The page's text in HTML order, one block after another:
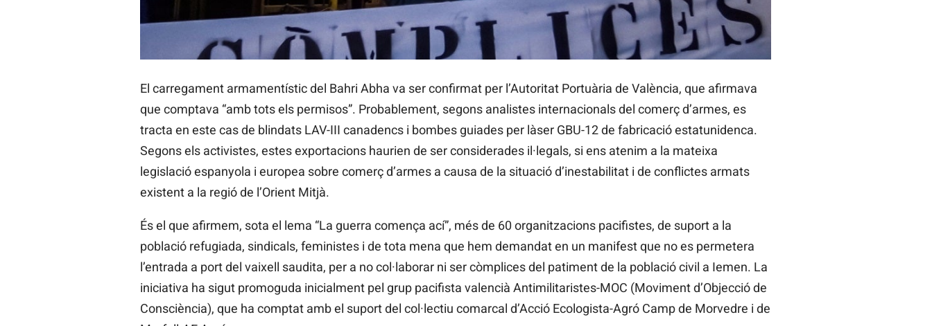
El carregament armamentístic del Bahri Abha va ser confirmat per l’Autoritat Portuària de València, que afirmava
que comptava “amb tots els permisos”. Probablement, segons analistes internacionals del comerç d’armes, es
tracta en este cas de blindats LAV-III canadencs i bombes guiades per làser GBU-12 de fabricació estatunidenca.
Segons els activistes, estes exportacions haurien de ser considerades il·legals, si ens atenim a la mateixa
legislació espanyola i europea sobre comerç d’armes a causa de la situació d’inestabilitat i de conflictes armats
existent a la regió de l’Orient Mitjà.
És el que afirmem, sota el lema “La guerra comença ací”, més de 60 organitzacions pacifistes, de suport a la
població refugiada, sindicals, feministes i de tota mena que hem demandat en un manifest que no es permetera
l’entrada a port del vaixell saudita, per a no col·laborar ni ser còmplices del patiment de la població civil a Iemen. La
iniciativa ha sigut promoguda inicialment pel grup pacifista valencià Antimilitaristes-MOC (Moviment d’Objecció de
Consciència), que ha comptat amb el suport del col·lectiu comarcal d’Acció Ecologista-Agró Camp de Morvedre i de